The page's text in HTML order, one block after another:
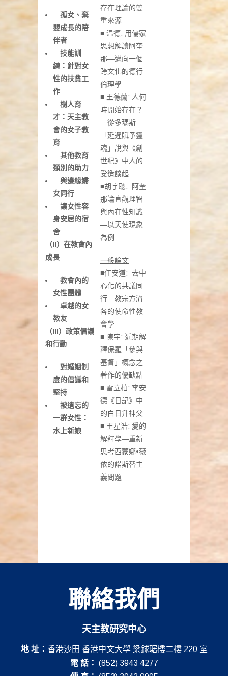
孤女、棄
嬰成長的陪
伴者
技能訓
練：針對女
性的扶貧工
作
樹人育
才：天主教
會的女子教
育
其他教育
類別的助力
與邊緣婦
女同行
讓女性容
身安居的宿
舍
（II）在教會內
成長
教會內的
女性團體
卓越的女
教友
（III）政策倡議
和行動
對婚姻制
度的倡議和
堅持
被遺忘的
一群女性：
水上新娘
存在理論的雙
重來源
■ 温德: 用儒家
思想解讀阿奎
那—邁向一個
跨文化的德行
倫理學
■ 王德蘭: 人何
時開始存在？
—從多瑪斯
「延遲賦予靈
魂」說與《創
世紀》中人的
受造談起
■胡宇聰: 阿奎
那論直觀理智
與內在性知識
—以天使現象
為例
一般論文
■任安道: 去中
心化的共議同
行—教宗方濟
各的使命性教
會學
■ 陳宇: 近期解
釋保羅「參與
基督」概念之
著作的優缺點
■ 雷立柏: 李安
德《日記》中
的白日升神父
■ 王星浩: 愛的
解釋學—重新
思考西蒙娜•薇
依的諾斯替主
義問題
聯絡我們
天主教研究中心
地 址： 香港沙田 香港中文大學 梁銶琚樓二樓 220 室
電 話： (852) 3943 4277